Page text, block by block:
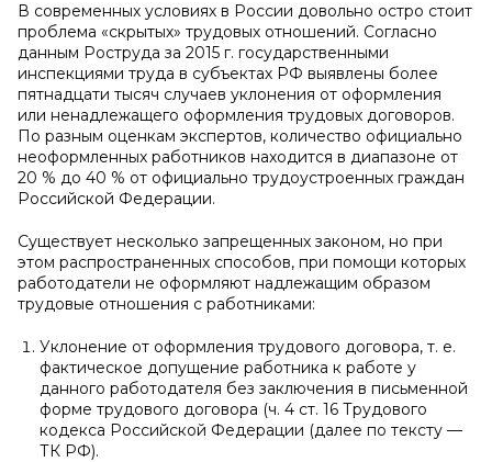
В современных условиях в России довольно остро стоит
проблема «скрытых» трудовых отношений. Согласно
данным Роструда за 2015 г. государственными
инспекциями труда в субъектах РФ выявлены более
пятнадцати тысяч случаев уклонения от оформления
или ненадлежащего оформления трудовых договоров.
По разным оценкам экспертов, количество официально
неоформленных работников находится в диапазоне от
20 % до 40 % от официально трудоустроенных граждан
Российской Федерации.
Существует несколько запрещенных законом, но при
этом распространенных способов, при помощи которых
работодатели не оформляют надлежащим образом
трудовые отношения с работниками:
Уклонение от оформления трудового договора, т. е.
фактическое допущение работника к работе у
данного работодателя без заключения в письменной
форме трудового договора (ч. 4 ст. 16 Трудового
кодекса Российской Федерации (далее по тексту —
ТК РФ).